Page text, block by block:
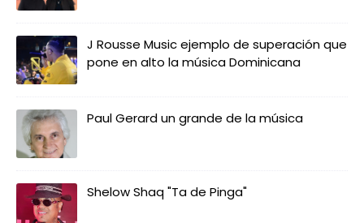
J Rousse Music ejemplo de superación que
pone en alto la música Dominicana
Paul Gerard un grande de la música
Shelow Shaq "Ta de Pinga"